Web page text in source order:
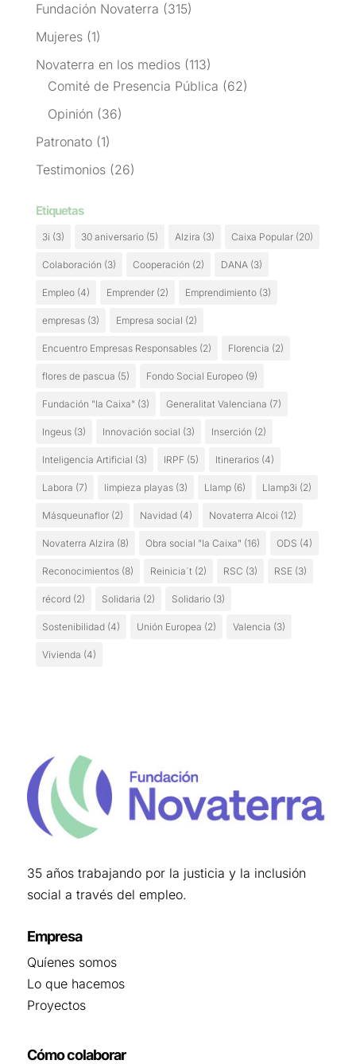
Fundación Novaterra (315)
Mujeres(1)
Novaterra en los medios(113)
Comité de Presencia Pública (62)
Opinión (36)
Patronato(1)
Testimonios(26)
Etiquetas
3i (3) 30 aniversario(5) Alzira (3) Caixa Popular(20)
Colaboración (3) Cooperación (2) DANA(3)
Empleo(4) Emprender(2) Emprendimiento(3)
empresas(3) Empresa social (2)
Encuentro Empresas Responsables(2) Florencia (2)
flores de pascua (5) Fondo Social Europeo(9)
Fundación "la Caixa" (3) Generalitat Valenciana (7)
Ingeus(3) Innovación social (3) Inserción (2)
Inteligencia Artificial (3) IRPF(5) Itinerarios(4)
Labora (7) limpieza playas(3) Llamp(6) Llamp3i (2)
Másqueunaflor(2) Navidad(4) Novaterra Alcoi (12)
Novaterra Alzira (8) Obra social "la Caixa" (16) ODS (4)
Reconocimientos(8) Reinicia´t(2) RSC (3) RSE(3)
récord(2) Solidaria (2) Solidario(3)
Sostenibilidad(4) Unión Europea (2) Valencia (3)
Vivienda (4)
35 años trabajando por la justicia y la inclusión
social a través del empleo.
Empresa
Quíenes somos
Lo que hacemos
Proyectos
Cómo colaborar